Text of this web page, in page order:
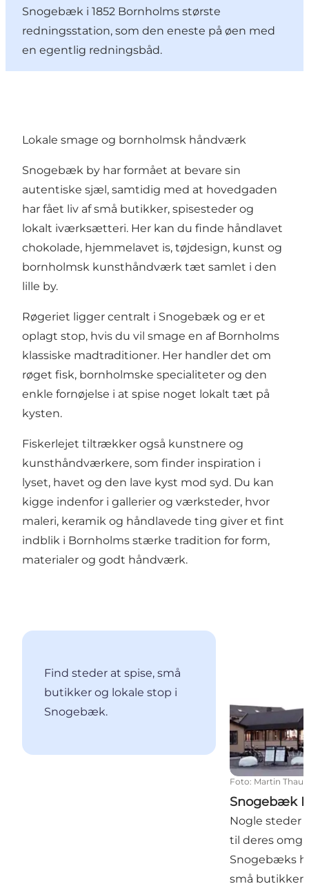
Snogebæk i 1852 Bornholms største
redningsstation, som den eneste på øen med
en egentlig redningsbåd.
Lokale smage og bornholmsk håndværk
Snogebæk by har formået at bevare sin
autentiske sjæl, samtidig med at hovedgaden
har fået liv af små butikker, spisesteder og
lokalt iværksætteri. Her kan du finde håndlavet
chokolade, hjemmelavet is, tøjdesign, kunst og
bornholmsk kunsthåndværk tæt samlet i den
lille by.
Røgeriet ligger centralt i Snogebæk og er et
oplagt stop, hvis du vil smage en af Bornholms
klassiske madtraditioner. Her handler det om
røget fisk, bornholmske specialiteter og den
enkle fornøjelse i at spise noget lokalt tæt på
kysten.
Fiskerlejet tiltrækker også kunstnere og
kunsthåndværkere, som finder inspiration i
lyset, havet og den lave kyst mod syd. Du kan
kigge indenfor i gallerier og værksteder, hvor
maleri, keramik og håndlavede ting giver et fint
indblik i Bornholms stærke tradition for form,
materialer og godt håndværk.
Find steder at spise, små
butikker og lokale stop i
Snogebæk.
Foto: Martin
Snogebæk
Nogle steder
til deres
Snogebæks
små butikker